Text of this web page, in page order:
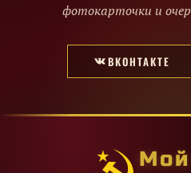
фотокарточки и
ВКОНТАКТЕ